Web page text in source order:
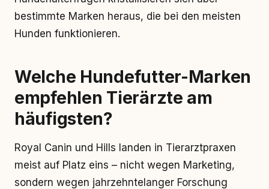
bestimmte Marken heraus, die bei den meisten
Hunden funktionieren.
Welche Hundefutter-Marken
empfehlen Tierärzte am
häufigsten?
Royal Canin und Hills landen in Tierarztpraxen
meist auf Platz eins – nicht wegen Marketing,
sondern wegen jahrzehntelanger Forschung